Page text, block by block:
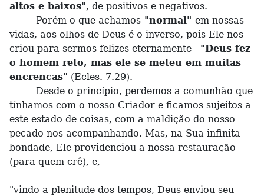
altos e baixos", de positivos e negativos.
Porém o que achamos "normal" em nossas
vidas, aos olhos de Deus é o inverso, pois Ele nos
criou para sermos felizes eternamente - "Deus fez
o homem reto, mas ele se meteu em muitas
encrencas" (Ecles. 7.29).
Desde o princípio, perdemos a comunhão que
tínhamos com o nosso Criador e ficamos sujeitos a
este estado de coisas, com a maldição do nosso
pecado nos acompanhando. Mas, na Sua infinita
bondade, Ele providenciou a nossa restauração
(para quem crê), e,
"vindo a plenitude dos tempos, Deus enviou seu